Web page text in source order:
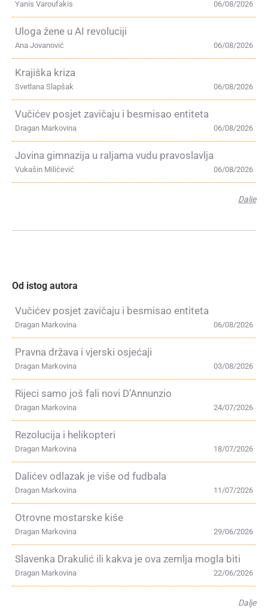
06/08/2026
Yanis Varoufakis
Uloga žene u AI revoluciji
06/08/2026
Ana Jovanović
Krajiška kriza
06/08/2026
Svetlana Slapšak
Vučićev posjet zavičaju i besmisao entiteta
06/08/2026
Dragan Markovina
Jovina gimnazija u raljama vudu pravoslavlja
06/08/2026
Vukašin Milićević
Dalje
Od istog autora
Vučićev posjet zavičaju i besmisao entiteta
06/08/2026
Dragan Markovina
Pravna država i vjerski osjećaji
03/08/2026
Dragan Markovina
Rijeci samo još fali novi D’Annunzio
24/07/2026
Dragan Markovina
Rezolucija i helikopteri
18/07/2026
Dragan Markovina
Dalićev odlazak je više od fudbala
11/07/2026
Dragan Markovina
Otrovne mostarske kiše
29/06/2026
Dragan Markovina
Slavenka Drakulić ili kakva je ova zemlja mogla biti
22/06/2026
Dragan Markovina
Dalje